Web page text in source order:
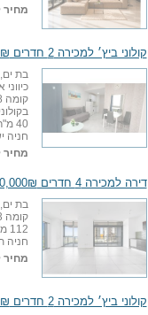
קולוני ביץ׳ למכירה 2 חדרים 1,450,000₪
בת ים, אזור
40 מ"ר
חניה
דירה למכירה 4 חדרים 3,600,000₪
בת ים,
קומה 3 מתוך 46, שטח דירה
112 מ"ר, יש מרפסת שמש 1
חניה
קולוני ביץ׳ למכירה 2 חדרים 2,550,000₪